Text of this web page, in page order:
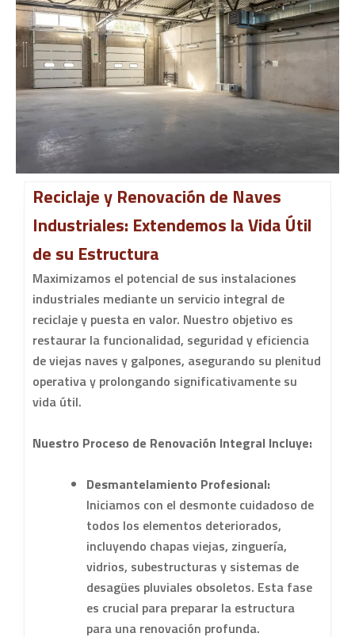
Reciclaje y Renovación de Naves
Industriales: Extendemos la Vida Útil
de su Estructura
Maximizamos el potencial de sus instalaciones
industriales mediante un servicio integral de
reciclaje y puesta en valor. Nuestro objetivo es
restaurar la funcionalidad, seguridad y eficiencia
de viejas naves y galpones, asegurando su plenitud
operativa y prolongando significativamente su
vida útil.
Nuestro Proceso de Renovación Integral Incluye:
Desmantelamiento Profesional:
Iniciamos con el desmonte cuidadoso de
todos los elementos deteriorados,
incluyendo chapas viejas, zinguería,
vidrios, subestructuras y sistemas de
desagües pluviales obsoletos. Esta fase
es crucial para preparar la estructura
para una renovación profunda.